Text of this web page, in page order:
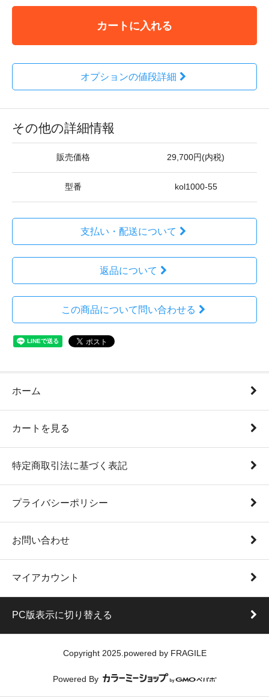
カートに入れる
オプションの値段詳細
その他の詳細情報
販売価格 29,700円(内税)
型番 kol1000-55
支払い・配送について
返品について
この商品について問い合わせる
ホーム
カートを見る
特定商取引法に基づく表記
プライバシーポリシー
お問い合わせ
マイアカウント
PC版表示に切り替える
Copyright 2025.powered by FRAGILE
Powered By